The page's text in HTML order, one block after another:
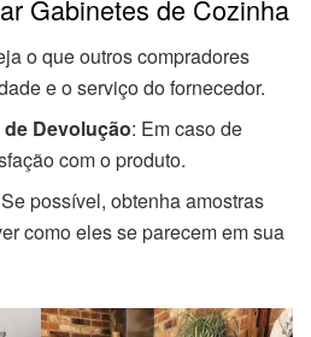
Gabinetes de Cozinha
o que outros compradores
e o serviço do fornecedor.
Devolução: Em caso de
com o produto.
possível, obtenha amostras
como eles se parecem em sua